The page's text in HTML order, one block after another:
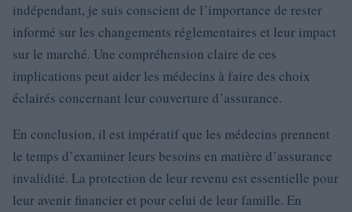
indépendant, je suis conscient de l’importance de rester
informé sur les changements réglementaires et leur impact
sur le marché. Une compréhension claire de ces
implications peut aider les médecins à faire des choix
éclairés concernant leur couverture d’assurance.
En conclusion, il est impératif que les médecins prennent
le temps d’examiner leurs besoins en matière d’assurance
invalidité. La protection de leur revenu est essentielle pour
leur avenir financier et pour celui de leur famille. En